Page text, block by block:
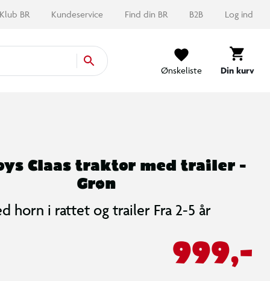
Klub BR Kundeservice Find din BR B2B Log ind
Ønskeliste Din kurv
Claas traktor med trailer -
Grøn
horn i rattet og trailer Fra 2-5 år
999,-